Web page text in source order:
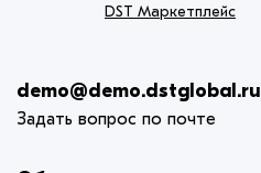
DST Маркетплейс
demo@demo.dstglobal.ru
Задать вопрос по почте